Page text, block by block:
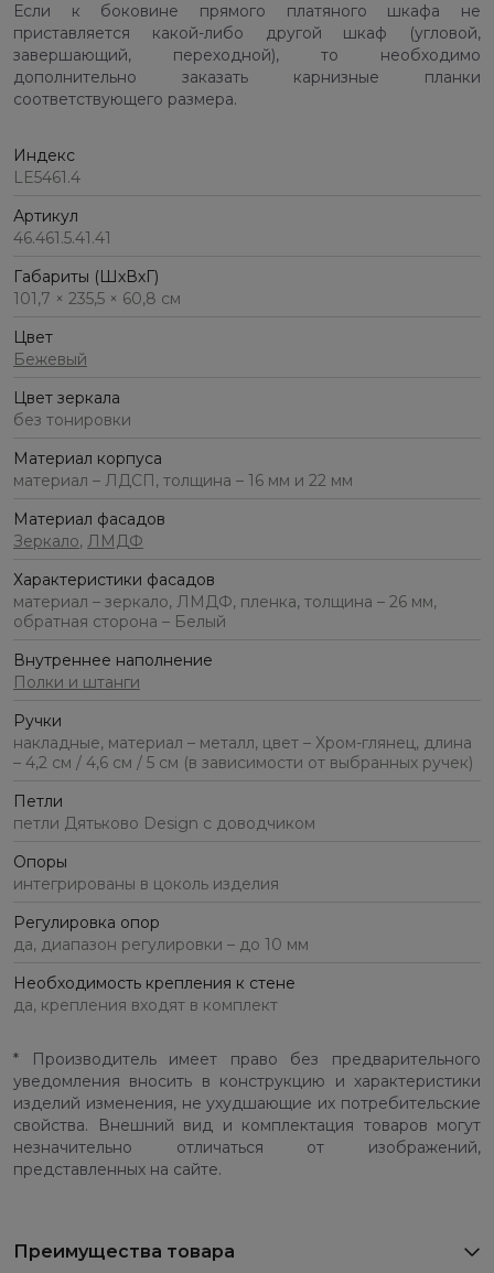
Если к боковине прямого платяного шкафа не
приставляется какой-либо другой шкаф (угловой,
завершающий, переходной), то необходимо
дополнительно заказать карнизные планки
соответствующего размера.
Индекс
LE5461.4
Артикул
46.461.5.41.41
Габариты (ШхВхГ)
101,7 × 235,5 × 60,8 см
Цвет
Бежевый
Цвет зеркала
без тонировки
Материал корпуса
материал – ЛДСП, толщина – 16 мм и 22 мм
Материал фасадов
Зеркало, ЛМДФ
Характеристики фасадов
материал – зеркало, ЛМДФ, пленка, толщина – 26 мм,
обратная сторона – Белый
Внутреннее наполнение
Полки и штанги
Ручки
накладные, материал – металл, цвет – Хром-глянец, длина
– 4,2 см / 4,6 см / 5 см (в зависимости от выбранных ручек)
Петли
петли Дятьково Design с доводчиком
Опоры
интегрированы в цоколь изделия
Регулировка опор
да, диапазон регулировки – до 10 мм
Необходимость крепления к стене
да, крепления входят в комплект
* Производитель имеет право без предварительного
уведомления вносить в конструкцию и характеристики
изделий изменения, не ухудшающие их потребительские
свойства. Внешний вид и комплектация товаров могут
незначительно отличаться от изображений,
представленных на сайте.
Преимущества товара